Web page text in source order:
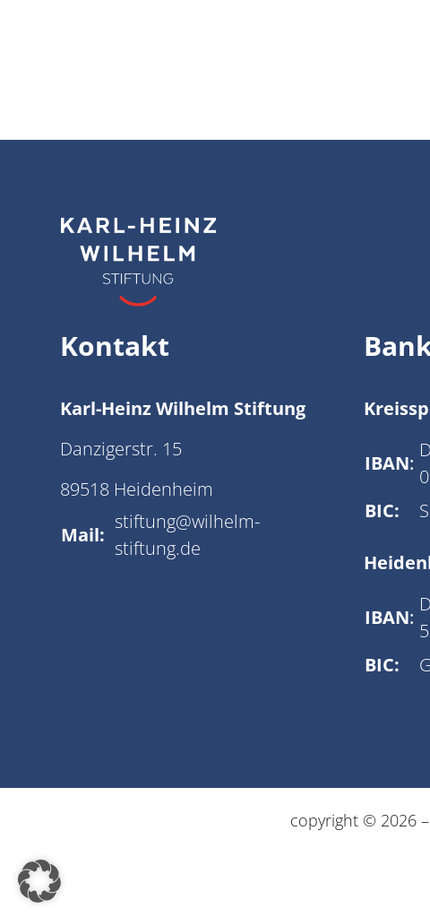
Kontakt
Karl-Heinz Wilhelm Stiftung
Danzigerstr. 15
89518 Heidenheim
Mail:
stiftung@wilhelm-
stiftung.de
IBAN:
BIC:
IBAN:
BIC:
copyright © 2026